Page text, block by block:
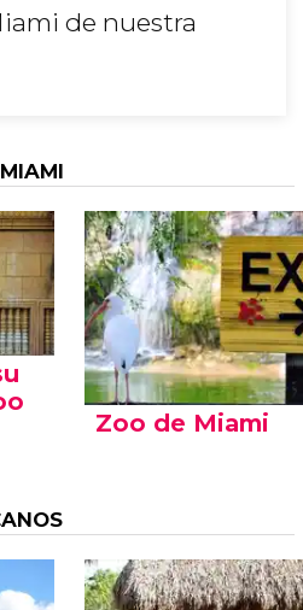
de nuestra
Zoo de Miami